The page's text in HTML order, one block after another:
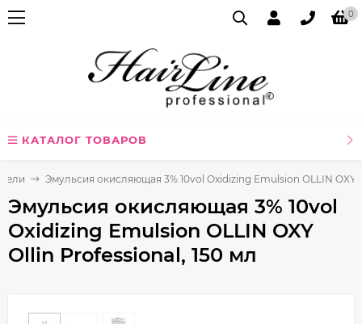
0
КАТАЛОГ ТОВАРОВ
Эмульсия окисляющая 3% 10vol Oxidizing Emulsion OLLIN OXY
Эмульсия окисляющая 3% 10vol
Oxidizing Emulsion OLLIN OXY
Ollin Professional, 150 мл